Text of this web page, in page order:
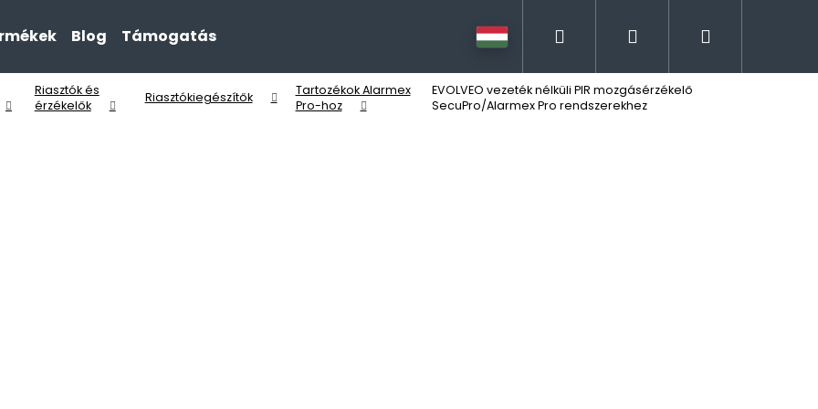
Blog Támogatás Keresés Bejelentkezés
Riasztók és
érzékelők
Riasztókiegészítők
Tartozékok Alarmex
Pro-hoz
EVOLVEO vezeték nélküli PIR mozgásérzékelő
SecuPro/Alarmex Pro rendszerekhez
Mit keres?